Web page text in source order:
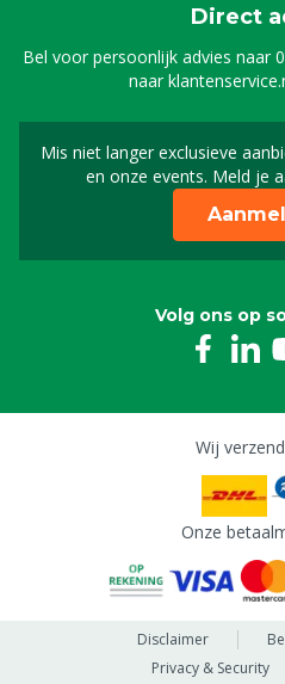
Direct
Bel voor persoonlijk advies naar
naar
Mis niet langer exclusieve
en onze events. Meld je
Volg ons op
Wij
Onze
Disclaimer
Privacy & Security